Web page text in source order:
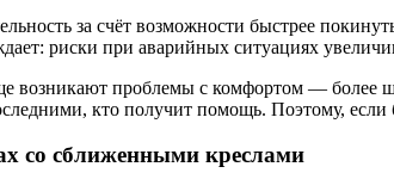
за счёт возможности быстрее
риски при аварийных ситуациях
возникают проблемы с комфортом — более
кто получит помощь. Поэтому,
со сближенными креслами